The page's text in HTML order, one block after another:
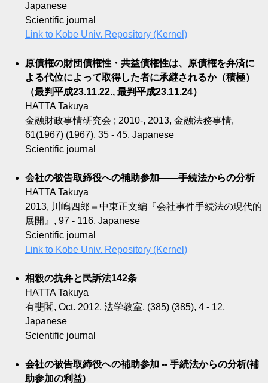
Japanese
Scientific journal
Link to Kobe Univ. Repository (Kernel)
原債権の財団債権性・共益債権性は、原債権を弁済に
よる代位によって取得した者に承継されるか（積極）
（最判平成23.11.22., 最判平成23.11.24）
HATTA Takuya
金融財政事情研究会 ; 2010-, 2013, 金融法務事情,
61(1967) (1967), 35 - 45, Japanese
Scientific journal
会社の被告取締役への補助参加――手続法からの分析
HATTA Takuya
2013, 川嶋四郎＝中東正文編『会社事件手続法の現代的
展開』, 97 - 116, Japanese
Scientific journal
Link to Kobe Univ. Repository (Kernel)
相殺の抗弁と民訴法142条
HATTA Takuya
有斐閣, Oct. 2012, 法学教室, (385) (385), 4 - 12,
Japanese
Scientific journal
会社の被告取締役への補助参加 -- 手続法からの分析(補
助参加の利益)